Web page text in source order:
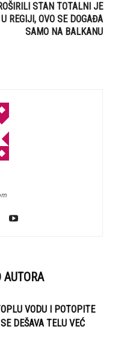
STAN TOTALNI JE
REGIJI, OVO SE DOGAĐA
SAMO NA BALKANU
AUTORA
VODU I POTOPITE
DEŠAVA TELU VEĆ